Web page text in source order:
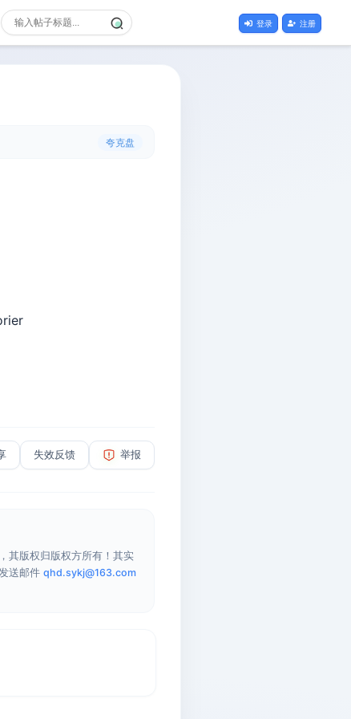
登录 注册
夸克盘
失效反馈 举报
其版权归版权方所有！其实
送邮件 qhd.sykj@163.com